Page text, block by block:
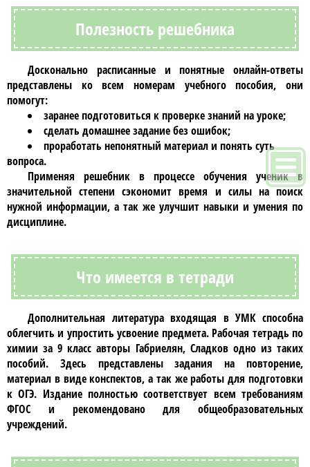
Полезность решебника
Досконально расписанные и понятные онлайн-ответы
представлены ко всем номерам учебного пособия, они
помогут:
заранее подготовиться к проверке знаний на уроке;
сделать домашнее задание без ошибок;
проработать непонятный материал и понять суть
вопроса.
Применяя решебник в процессе обучения ученик в
значительной степени сэкономит время и силы на поиск
нужной информации, а так же улучшит навыки и умения по
дисциплине.
Что имеется в тетради
Дополнительная литература входящая в УМК способна
облегчить и упростить усвоение предмета. Рабочая тетрадь по
химии за 9 класс авторы Габриелян, Сладководно из таких
пособий. Здесь представлены задания на повторение,
материал в виде конспектов, а так же работы для подготовки
к ОГЭ. Издание полностью соответствует всем требованиям
ФГОС и рекомендовано для общеобразовательных
учреждений.